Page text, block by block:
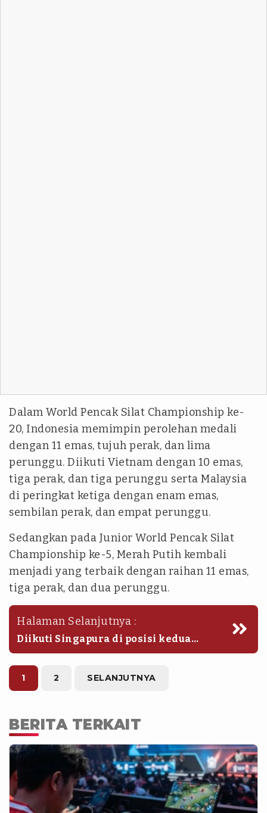
Dalam World Pencak Silat Championship ke-
20, Indonesia memimpin perolehan medali
dengan 11 emas, tujuh perak, dan lima
perunggu. Diikuti Vietnam dengan 10 emas,
tiga perak, dan tiga perunggu serta Malaysia
di peringkat ketiga dengan enam emas,
sembilan perak, dan empat perunggu.
Sedangkan pada Junior World Pencak Silat
Championship ke-5, Merah Putih kembali
menjadi yang terbaik dengan raihan 11 emas,
tiga perak, dan dua perunggu.
Halaman Selanjutnya :
Diikuti Singapura di posisi kedua
dengan sembilan emas, tiga perak, dan
delapan perunggu, serta Kazakhstan di
tempat ketiga dengan lima emas, tujuh
perak, dan 10 perunggu.
1 2 SELANJUTNYA
BERITA TERKAIT